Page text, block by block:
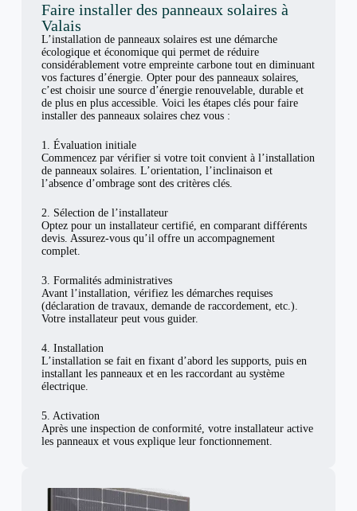
Faire installer des panneaux solaires à
Valais
L’installation de panneaux solaires est une démarche
écologique et économique qui permet de réduire
considérablement votre empreinte carbone tout en diminuant
vos factures d’énergie. Opter pour des panneaux solaires,
c’est choisir une source d’énergie renouvelable, durable et
de plus en plus accessible. Voici les étapes clés pour faire
installer des panneaux solaires chez vous :
1. Évaluation initiale
Commencez par vérifier si votre toit convient à l’installation
de panneaux solaires. L’orientation, l’inclinaison et
l’absence d’ombrage sont des critères clés.
2. Sélection de l’installateur
Optez pour un installateur certifié, en comparant différents
devis. Assurez-vous qu’il offre un accompagnement
complet.
3. Formalités administratives
Avant l’installation, vérifiez les démarches requises
(déclaration de travaux, demande de raccordement, etc.).
Votre installateur peut vous guider.
4. Installation
L’installation se fait en fixant d’abord les supports, puis en
installant les panneaux et en les raccordant au système
électrique.
5. Activation
Après une inspection de conformité, votre installateur active
les panneaux et vous explique leur fonctionnement.